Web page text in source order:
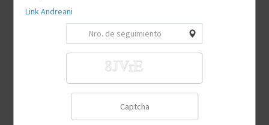
Link Andreani